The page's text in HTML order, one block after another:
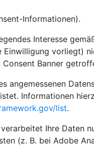
Informationen).
Interesse
vorliegt)
Banner
angemessenen
Informationen
list.
Ihre Daten
(z. B. bei Adobe